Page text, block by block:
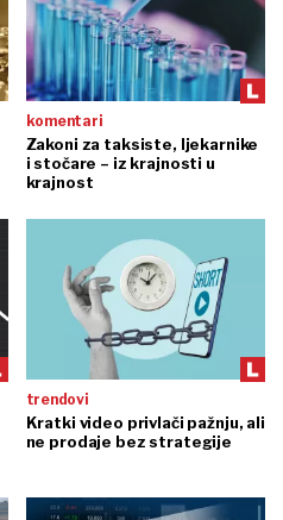
komentari
Zakoni za taksiste, ljekarnike
i stočare – iz krajnosti u
krajnost
trendovi
Kratki video privlači pažnju, ali
ne prodaje bez strategije